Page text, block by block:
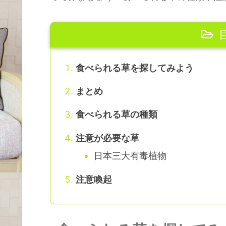
食べられる草を探してみよう
まとめ
食べられる草の種類
注意が必要な草
日本三大有毒植物
注意喚起